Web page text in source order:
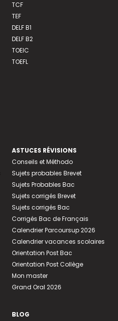
TCF
TEF
DELF B1
DELF B2
TOEIC
TOEFL
ASTUCES RÉVISIONS
Conseils et Méthodo
Sujets probables Brevet
Sujets Probables Bac
Sujets corrigés Brevet
Sujets corrigés Bac
Corrigés Bac de Français
Calendrier Parcoursup 2026
Calendrier vacances scolaires
Orientation Post Bac
Orientation Post Collège
Mon master
Grand Oral 2026
BLOG